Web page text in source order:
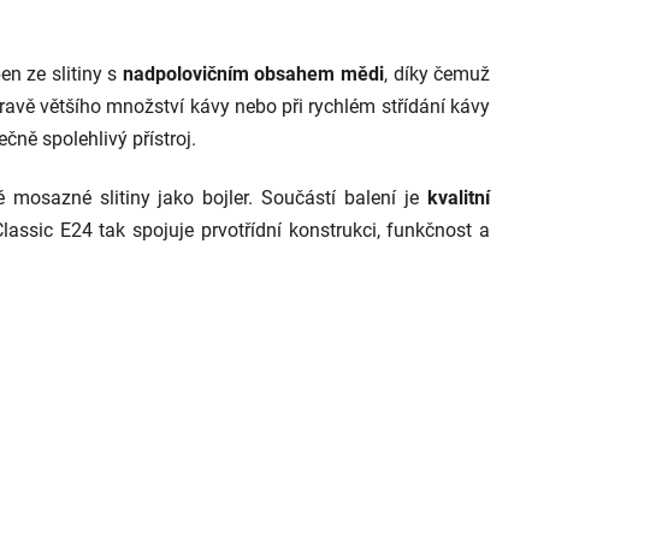
ze slitiny s nadpolovičním obsahem mědi, díky čemuž
většího množství kávy nebo při rychlém střídání kávy
spolehlivý přístroj.
mosazné slitiny jako bojler. Součástí balení jekvalitní
E24 tak spojuje prvotřídní konstrukci, funkčnost a